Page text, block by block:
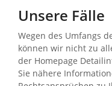
Unsere Fälle
Wegen des Umfangs
können wir nicht zu
der Homepage
Sie nähere